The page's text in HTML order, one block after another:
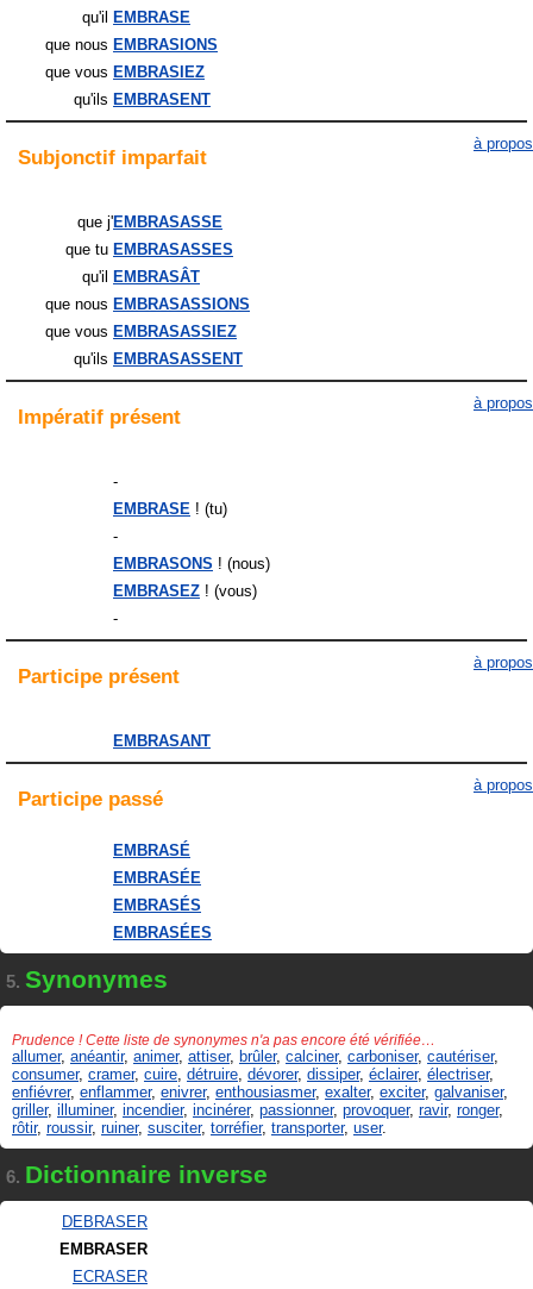
qu'il
EMBRASE
que nous EMBRASIONS
que vous EMBRASIEZ
qu'ils EMBRASENT
Subjonctif imparfait
à propos
que j'EMBRASASSE
que tu EMBRASASSES
qu'il
EMBRASÂT
que nous EMBRASASSIONS
que vous EMBRASASSIEZ
qu'ils EMBRASASSENT
Impératif présent
à propos
-
EMBRASE ! (tu)
-
EMBRASONS ! (nous)
EMBRASEZ ! (vous)
-
Participe présent
à propos
EMBRASANT
Participe passé
à propos
EMBRASÉ
EMBRASÉE
EMBRASÉS
EMBRASÉES
5. Synonymes
Prudence ! Cette liste de synonymes n'a pas encore été vérifiée…
allumer, anéantir, animer, attiser, brûler, calciner, carboniser, cautériser,
consumer, cramer, cuire détruire dévorer, dissiper, éclairer, électriser,
enfiévrer, enflammer, enivrer, enthousiasmer, exalter, exciter, galvaniser,
griller, illuminer, incendier, incinérer, passionner, provoquer, ravir, ronger,
rôtir, roussir, ruiner, susciter, torréfier, transporter, user.
6. Dictionnaire inverse
DEBRASER
EMBRASER
ECRASER